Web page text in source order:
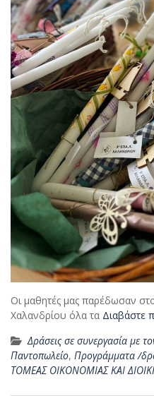
Οι μαθητές μας παρέδωσαν
Χαλανδρίου όλα τα Διαβάστε
Δράσεις σε συνεργασία με
Παντοπωλείο, Προγράμματα /
ΤΟΜΕΑΣ ΟΙΚΟΝΟΜΙΑΣ ΚΑΙ